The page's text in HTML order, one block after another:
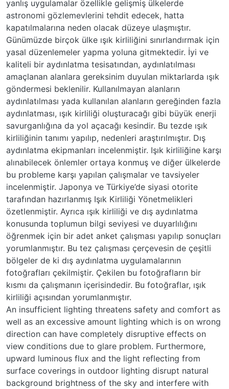
yanlış uygulamalar özellikle gelişmiş ülkelerde
astronomi gözlemevlerini tehdit edecek, hatta
kapatılmalarına neden olacak düzeye ulaşmıştır.
Günümüzde birçok ülke ışık kirliliğini sınırlandırmak için
yasal düzenlemeler yapma yoluna gitmektedir. İyi ve
kaliteli bir aydınlatma tesisatından, aydınlatılması
amaçlanan alanlara gereksinim duyulan miktarlarda ışık
göndermesi beklenilir. Kullanılmayan alanların
aydınlatılması yada kullanılan alanların gereğinden fazla
aydınlatması, ışık kirliliği oluşturacağı gibi büyük enerji
savurganlığına da yol açacağı kesindir. Bu tezde ışık
kirliliğinin tanımı yapılıp, nedenleri araştırılmıştır. Dış
aydınlatma ekipmanları incelenmiştir. Işık kirliliğine karşı
alınabilecek önlemler ortaya konmuş ve diğer ülkelerde
bu probleme karşı yapılan çalışmalar ve tavsiyeler
incelenmiştir. Japonya ve Türkiye’de siyasi otorite
tarafından hazırlanmış Işık Kirliliği Yönetmelikleri
özetlenmiştir. Ayrıca ışık kirliliği ve dış aydınlatma
konusunda toplumun bilgi seviyesi ve duyarlılığını
öğrenmek için bir adet anket çalışması yapılıp sonuçları
yorumlanmıştır. Bu tez çalışması çerçevesin de çeşitli
bölgeler de ki dış aydınlatma uygulamalarının
fotoğrafları çekilmiştir. Çekilen bu fotoğrafların bir
kısmı da çalışmanın içerisindedir. Bu fotoğraflar, ışık
kirliliği açısından yorumlanmıştır.
An insufficient lighting threatens safety and comfort as
well as an excessive amount lighting which is on wrong
direction can have completely disruptive effects on
view conditions due to glare problem. Furthermore,
upward luminous flux and the light reflecting from
surface coverings in outdoor lighting disrupt natural
background brightness of the sky and interfere with